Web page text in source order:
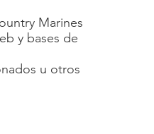
Marines
y bases de
u otros